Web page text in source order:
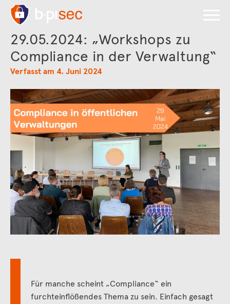
29.05.2024: „Workshops zu
Compliance in der Verwaltung“
Verfasst am 4. Juni 2024
Für manche scheint „Compliance“ ein
furchteinflößendes Thema zu sein. Einfach gesagt